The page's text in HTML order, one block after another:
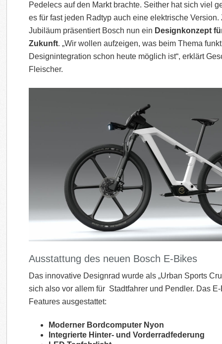
Pedelecs auf den Markt brachte. Seither hat sich viel
es für fast jeden Radtyp auch eine elektrische
Jubiläum präsentiert Bosch nun ein Designkonzept
Zukunft. „Wir wollen aufzeigen, was beim Thema
Designintegration schon heute möglich ist“, erklärt
Fleischer.
Ausstattung des neuen Bosch E-Bikes
Das innovative Designrad wurde als „Urban Sports
sich also vor allem für Stadtfahrer und Pendler. Das
Features ausgestattet:
Moderner Bordcomputer Nyon
Integrierte Hinter- und Vorderradfederung